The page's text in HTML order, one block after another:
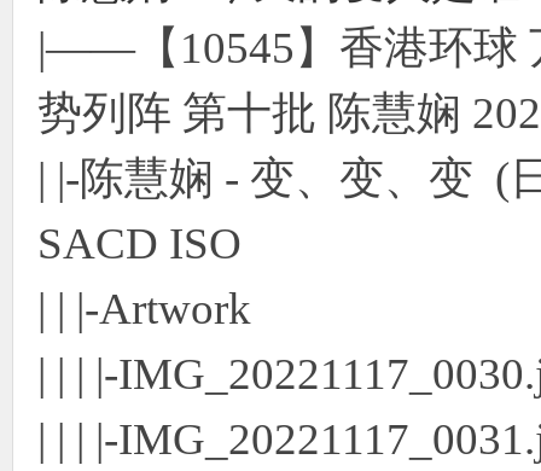
|——【10545】香港环球
势列阵 第十批 陈慧娴
| |-陈慧娴 - 变、变、变 (
SACD ISO
| | |-Artwork
| | | |-
| | | |-